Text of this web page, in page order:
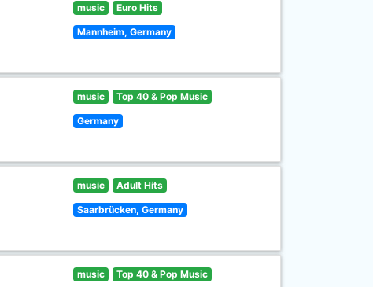
music Euro Hits
Mannheim, Germany
music Top 40 & Pop Music
Germany
music Adult Hits
Saarbrücken, Germany
music Top 40 & Pop Music